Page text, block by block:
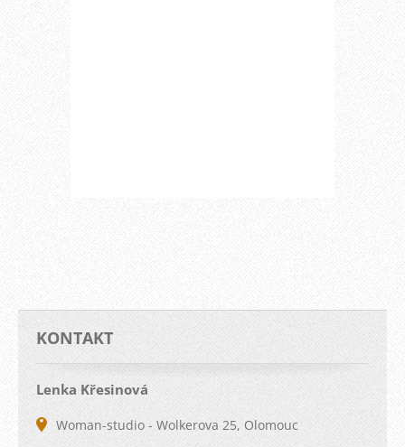
KONTAKT
Lenka Křesinová
Woman-studio - Wolkerova 25, Olomouc